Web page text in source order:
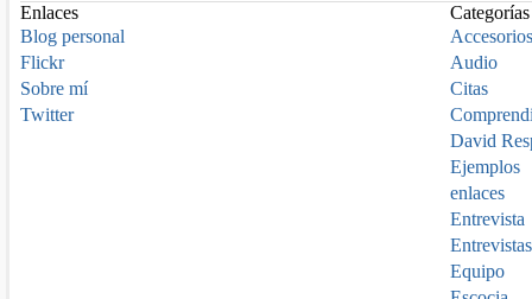
Enlaces
Blog personal
Flickr
Sobre mí
Twitter
Categorías
Accesorios
Audio
Citas
David
Ejemplos
enlaces
Entrevista
Entrevistas
Equipo